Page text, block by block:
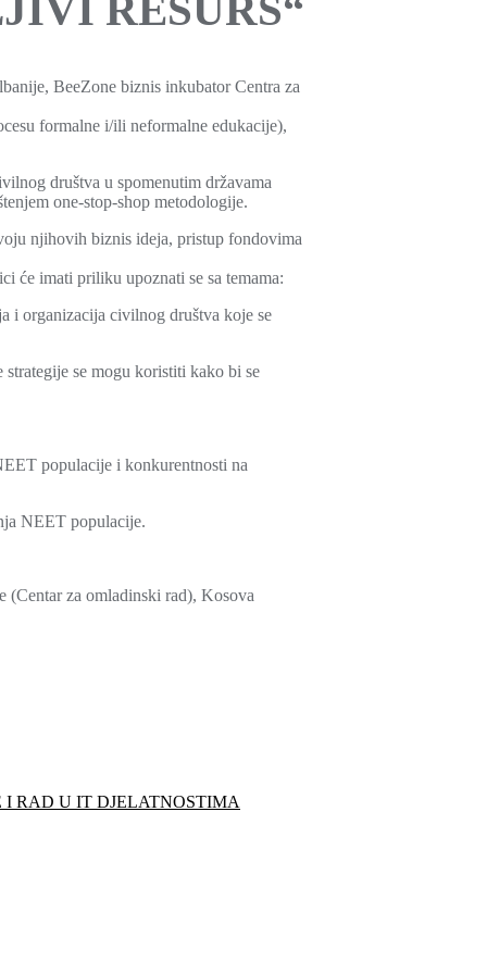
BeeZone biznis inkubator Centra za
formalne i/ili neformalne edukacije),
društva u spomenutim državama
one-stop-shop metodologije.
njihovih biznis ideja, pristup fondovima
će imati priliku upoznati se sa temama:
i organizacija civilnog društva koje se
se mogu koristiti kako bi se
populacije i konkurentnosti na
NEET populacije.
(Centar za omladinski rad), Kosova
RAD U IT DJELATNOSTIMA